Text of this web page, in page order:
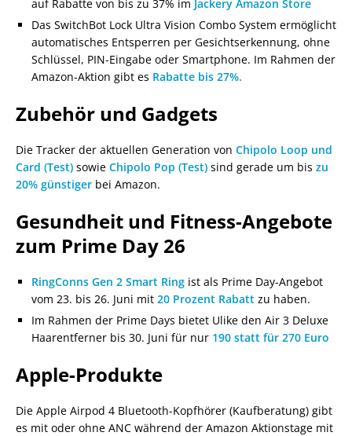
auf Rabatte von bis zu 37% im Jackery Amazon Store
Das SwitchBot Lock Ultra Vision Combo System ermöglicht
automatisches Entsperren per Gesichtserkennung, ohne
Schlüssel, PIN-Eingabe oder Smartphone. Im Rahmen der
Amazon-Aktion gibt es Rabatte bis 27%.
Zubehör und Gadgets
Die Tracker der aktuellen Generation von Chipolo Loop und
Card (Test) sowie Chipolo Pop (Test) sind gerade um bis zu
20% günstiger bei Amazon.
Gesundheit und Fitness-Angebote
zum Prime Day 26
RingConns Gen 2 Smart Ring ist als Prime Day-Angebot
vom 23. bis 26. Juni mit 20 Prozent Rabatt zu haben.
Im Rahmen der Prime Days bietet Ulike den Air 3 Deluxe
Haarentferner bis 30. Juni für nur 190 statt für 270 Euro
Apple-Produkte
Die Apple Airpod 4 Bluetooth-Kopfhörer (Kaufberatung) gibt
es mit oder ohne ANC während der Amazon Aktionstage mit